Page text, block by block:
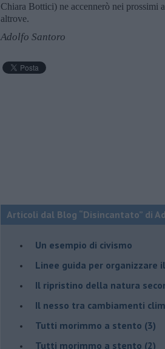
Chiara Bottici) ne accennerò nei prossimi
altrove.
Adolfo Santoro
Articoli dal Blog “Disincantato” di
​Un esempio di civismo
​Linee guida per organizzare
​Il ripristino della natura
Il nesso tra cambiamenti
Tutti morimmo a stento (3)
Tutti morimmo a stento (2)